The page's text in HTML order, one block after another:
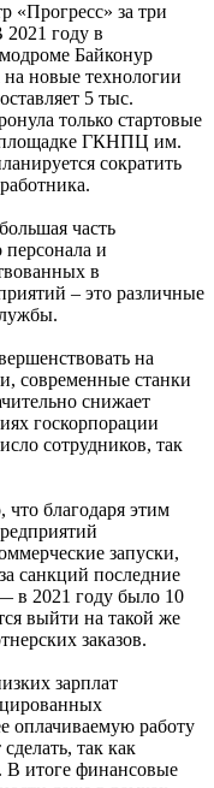
«Прогресс» за три
2021 году в
Байконур
на новые технологии
5 тыс.
только стартовые
площадке ГКНПЦ им.
сократить
часть
персонала и
в
– это различные
на
современные станки
снижает
госкорпорации
сотрудников, так
что благодаря этим
запуски,
санкций последние
в 2021 году было 10
выйти на такой же
заказов.
зарплат
оплачиваемую работу
так как
В итоге финансовые